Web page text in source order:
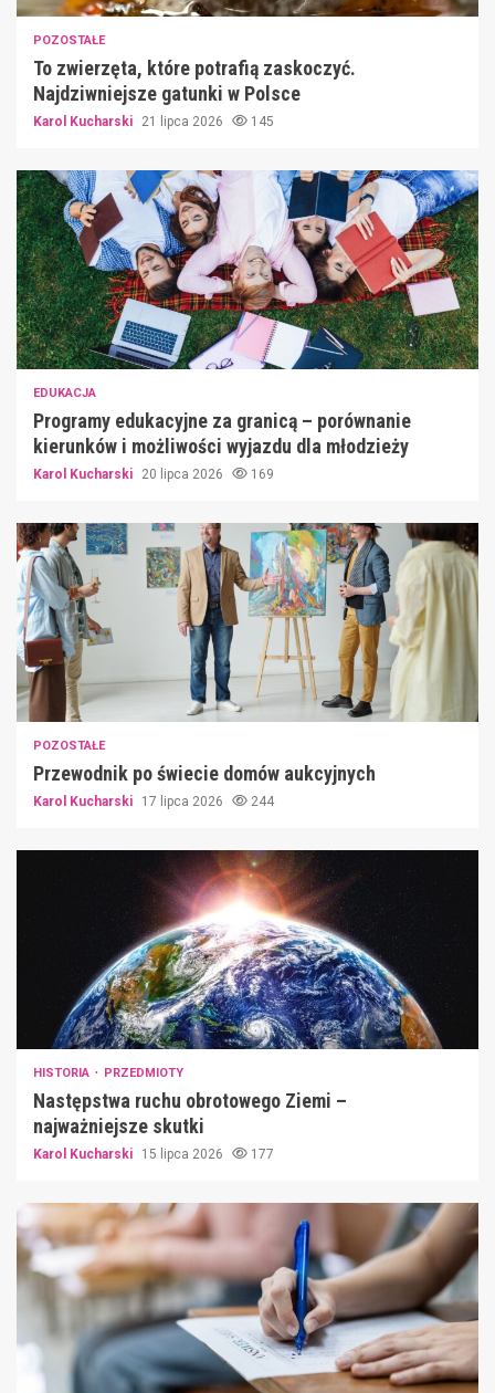
POZOSTAŁE
To zwierzęta, które potrafią zaskoczyć.
Najdziwniejsze gatunki w Polsce
Karol Kucharski 21 lipca 2026 145
EDUKACJA
Programy edukacyjne za granicą – porównanie
kierunków i możliwości wyjazdu dla młodzieży
Karol Kucharski 20 lipca 2026 169
POZOSTAŁE
Przewodnik po świecie domów aukcyjnych
Karol Kucharski 17 lipca 2026 244
HISTORIA PRZEDMIOTY
Następstwa ruchu obrotowego Ziemi –
najważniejsze skutki
Karol Kucharski 15 lipca 2026 177